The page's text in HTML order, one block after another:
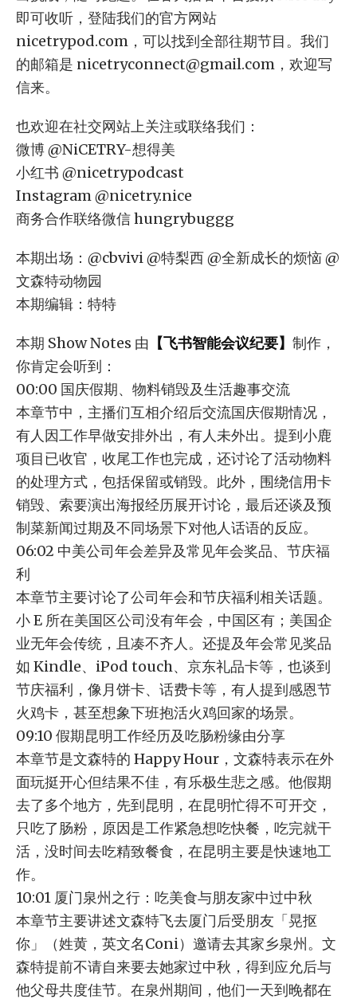
即可收听，登陆我们的官方网站
nicetrypod.com，可以找到全部往期节目。我们
的邮箱是 nicetryconnect@gmail.com ，欢迎写
信来。
也欢迎在社交网站上关注或联络我们：
微博 @NiCETRY-想得美
小红书 @nicetrypodcast
Instagram @nicetry.nice
商务合作联络微信 hungrybuggg
本期出场：@cbvivi @特梨西 @全新成长的烦恼 @
文森特动物园
本期编辑：特特
本期 Show Notes 由 【飞书智能会议纪要】 制作，
你肯定会听到：
00:00 国庆假期、物料销毁及生活趣事交流
本章节中，主播们互相介绍后交流国庆假期情况，
有人因工作早做安排外出，有人未外出。提到小鹿
项目已收官，收尾工作也完成，还讨论了活动物料
的处理方式，包括保留或销毁。此外，围绕信用卡
销毁、索要演出海报经历展开讨论，最后还谈及预
制菜新闻过期及不同场景下对他人话语的反应。
06:02 中美公司年会差异及常见年会奖品、节庆福
利
本章节主要讨论了公司年会和节庆福利相关话题。
小 E 所在美国区公司没有年会，中国区有；美国企
业无年会传统，且凑不齐人。还提及年会常见奖品
如 Kindle、iPod touch、京东礼品卡等，也谈到
节庆福利，像月饼卡、话费卡等，有人提到感恩节
火鸡卡，甚至想象下班抱活火鸡回家的场景。
09:10 假期昆明工作经历及吃肠粉缘由分享
本章节是文森特的 Happy Hour，文森特表示在外
面玩挺开心但结果不佳，有乐极生悲之感。他假期
去了多个地方，先到昆明，在昆明忙得不可开交，
只吃了肠粉，原因是工作紧急想吃快餐，吃完就干
活，没时间去吃精致餐食，在昆明主要是快速地工
作。
10:01 厦门泉州之行：吃美食与朋友家中过中秋
本章节主要讲述文森特飞去厦门后受朋友「晃抠
你」（姓黄，英文名Coni）邀请去其家乡泉州。文
森特提前不请自来要去她家过中秋，得到应允后与
他父母共度佳节。在泉州期间，他们一天到晚都在